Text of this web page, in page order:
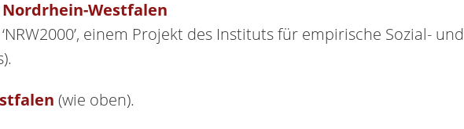
Westfalen
einem Projekt des Instituts für empirische Sozial- und
(wie oben).